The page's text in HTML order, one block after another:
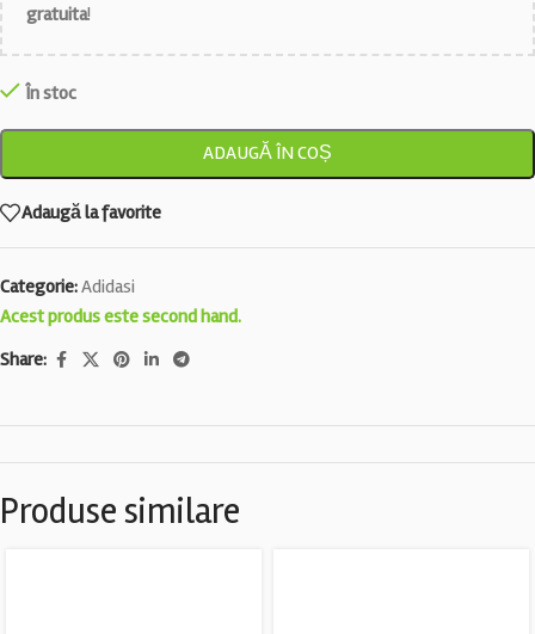
gratuita!
În stoc
ADAUGĂ ÎN COȘ
Adaugă la favorite
Categorie:Adidasi
Acest produs este second hand.
Share:
Produse similare